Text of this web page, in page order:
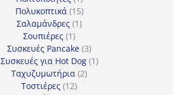
προϊόν
Πολυκοπτικά 1515
προϊόντα
Σαλαμάνδρες 11
Σουπιέρες 11
προϊόν
Συσκευές Pancake 33
προϊόντα
Συσκευές για Hot Dog 11
Ταχυζυμωτήρια 22
Τοστιέρες 1212